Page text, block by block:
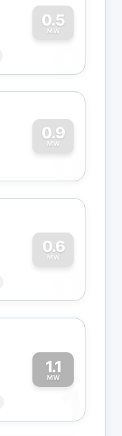
0.5
MW
0
0.9
MW
0
0.6
MW
0
1.1
MW
1